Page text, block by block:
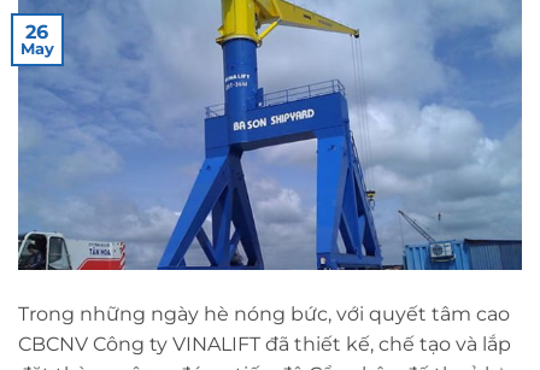
26
May
Trong những ngày hè nóng bức, với quyết tâm cao
CBCNV Công ty VINALIFT đã thiết kế, chế tạo và lắp